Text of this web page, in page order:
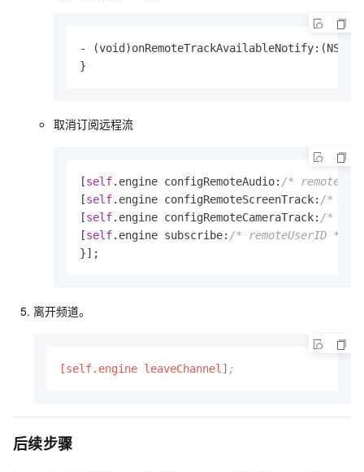
- (void)onRemoteTrackAvailableNotify:
}
取消订阅远程流
[self.engine configRemoteAudio: /*
[self.engine configRemoteScreenTrack: /*
[self.engine configRemoteCameraTrack: /*
[self.engine subscribe: /* remoteUserID */
}];
离开频道。
[self.engine leaveChannel] ;
后续步骤